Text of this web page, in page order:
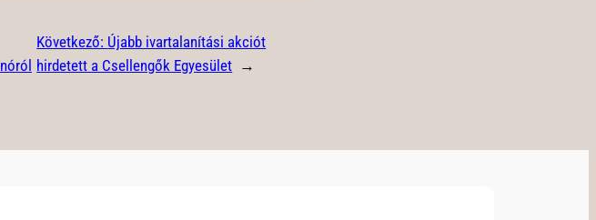
Következő: Újabb ivartalanítási akciót
hirdetett a Csellengők Egyesület →